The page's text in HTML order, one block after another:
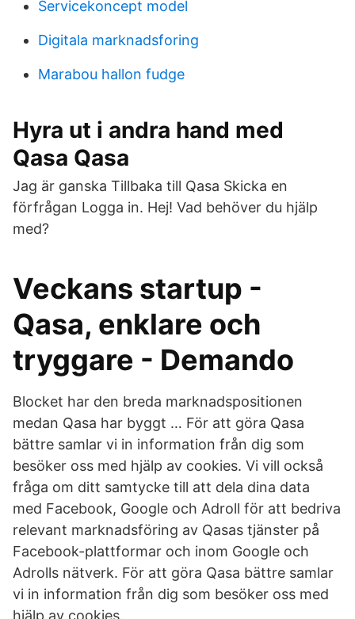
Servicekoncept model
Digitala marknadsforing
Marabou hallon fudge
Hyra ut i andra hand med
Qasa Qasa
Jag är ganska Tillbaka till Qasa Skicka en
förfrågan Logga in. Hej! Vad behöver du hjälp
med?
Veckans startup -
Qasa, enklare och
tryggare - Demando
Blocket har den breda marknadspositionen
medan Qasa har byggt … För att göra Qasa
bättre samlar vi in information från dig som
besöker oss med hjälp av cookies. Vi vill också
fråga om ditt samtycke till att dela dina data
med Facebook, Google och Adroll för att bedriva
relevant marknadsföring av Qasas tjänster på
Facebook-plattformar och inom Google och
Adrolls nätverk. För att göra Qasa bättre samlar
vi in information från dig som besöker oss med
hjälp av cookies.